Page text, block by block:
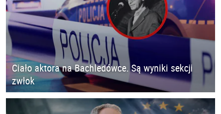
Ciało aktora na Bachledówce. Są wyniki sekcji
zwłok